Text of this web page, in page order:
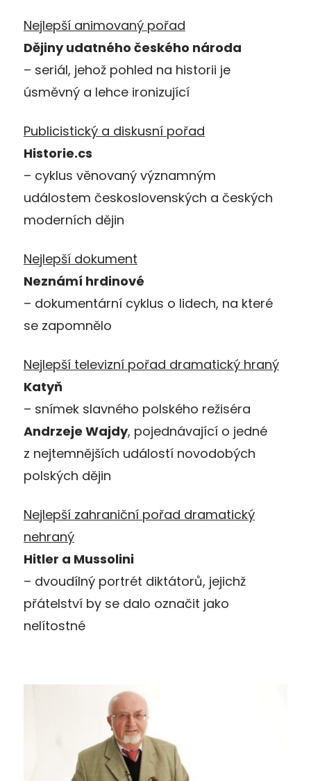
Nejlepší animovaný pořad
Dějiny udatného českého národa
– seriál, jehož pohled na historii je
úsměvný a lehce ironizující
Publicistický a diskusní pořad
Historie.cs
– cyklus věnovaný významným
událostem československých a českých
moderních dějin
Nejlepší dokument
Neznámí hrdinové
– dokumentární cyklus o lidech, na které
se zapomnělo
Nejlepší televizní pořad dramatický hraný
Katyň
– snímek slavného polského režiséra
Andrzeje Wajdy, pojednávající o jedné
z nejtemnějších událostí novodobých
polských dějin
Nejlepší zahraniční pořad dramatický
nehraný
Hitler a Mussolini
– dvoudílný portrét diktátorů, jejichž
přátelství by se dalo označit jako
nelítostné